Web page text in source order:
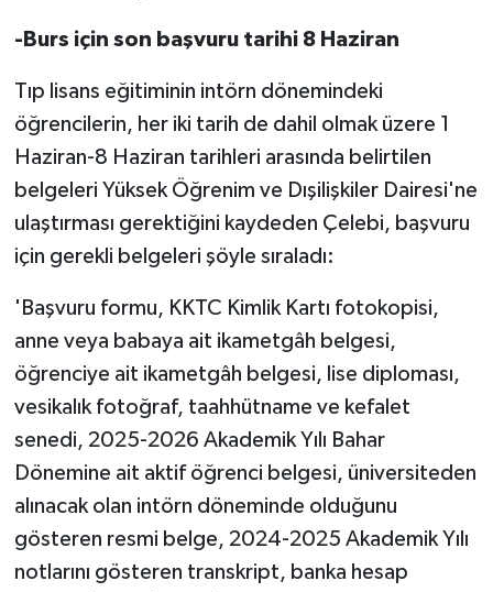
-Burs için son başvuru tarihi 8 Haziran
Tıp lisans eğitiminin intörn dönemindeki
öğrencilerin, her iki tarih de dahil olmak üzere 1
Haziran-8 Haziran tarihleri arasında belirtilen
belgeleri Yüksek Öğrenim ve Dışilişkiler Dairesi'ne
ulaştırması gerektiğini kaydeden Çelebi, başvuru
için gerekli belgeleri şöyle sıraladı:
'Başvuru formu, KKTC Kimlik Kartı fotokopisi,
anne veya babaya ait ikametgâh belgesi,
öğrenciye ait ikametgâh belgesi, lise diploması,
vesikalık fotoğraf, taahhütname ve kefalet
senedi, 2025-2026 Akademik Yılı Bahar
Dönemine ait aktif öğrenci belgesi, üniversiteden
alınacak olan intörn döneminde olduğunu
gösteren resmi belge, 2024-2025 Akademik Yılı
notlarını gösteren transkript, banka hesap
TEKNOLOJİ
TİCARET